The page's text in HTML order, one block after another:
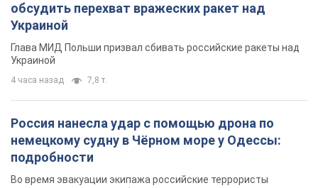
обсудить перехват вражеских ракет над
Украиной
Глава МИД Польши призвал сбивать российские ракеты над
Украиной
4 часа назад 7,8 т.
Россия нанесла удар с помощью дрона по
немецкому судну в Чёрном море у Одессы:
подробности
Во время эвакуации экипажа российские террористы